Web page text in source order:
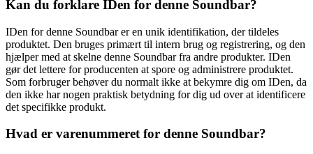
Kan du forklare IDen for denne Soundbar?
IDen for denne Soundbar er en unik identifikation, der tildeles
produktet. Den bruges primært til intern brug og registrering, og den
hjælper med at skelne denne Soundbar fra andre produkter. IDen
gør det lettere for producenten at spore og administrere produktet.
Som forbruger behøver du normalt ikke at bekymre dig om IDen, da
den ikke har nogen praktisk betydning for dig ud over at identificere
det specifikke produkt.
Hvad er varenummeret for denne Soundbar?